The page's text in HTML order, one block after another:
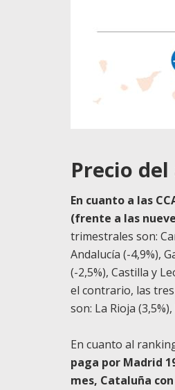
Precio
En cuanto a las
(frente a las
trimestrales son:
Andalucía (-4,9%),
(-2,5%), Castilla y
el contrario, las
son: La Rioja
En cuanto al
paga por Madrid
mes, Cataluña